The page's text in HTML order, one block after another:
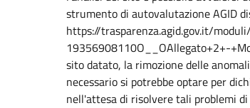
strumento di autovalutazione AGID
https://trasparenza.agid.gov.it/
19356908110O__OAllegato+2+-
sito datato, la rimozione delle
necessario si potrebbe optare per
nell'attesa di risolvere tali problemi